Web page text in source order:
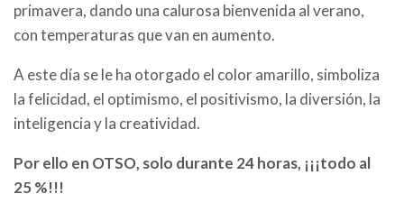
primavera, dando una calurosa bienvenida al verano,
con temperaturas que van en aumento.
A este día se le ha otorgado el color amarillo, simboliza
la felicidad, el optimismo, el positivismo, la diversión, la
inteligencia y la creatividad.
Por ello en OTSO, solo durante 24 horas, ¡¡¡todo al
25 %!!!